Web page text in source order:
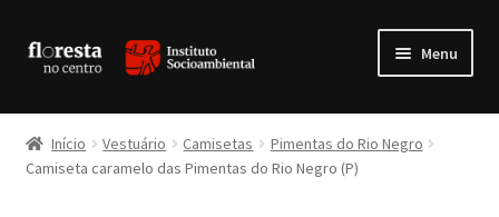
Pular
para
Pular
para
Menu
Livros
Produtos da Floresta
Início Vestuário Camisetas
Pimentas do Rio Negro
Camiseta caramelo das Pimentas do Rio Negro (P)